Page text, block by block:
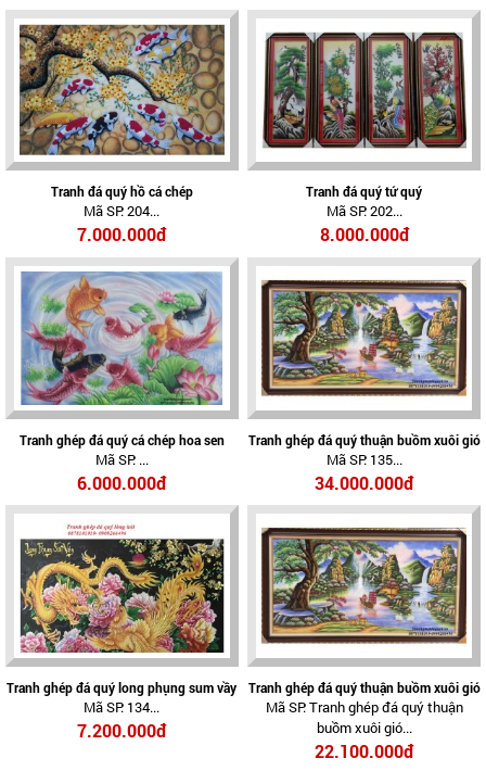
Tranh đá quý hồ cá chép
Mã SP: 204...
7.000.000đ
Tranh đá quý tứ quý
Mã SP: 202...
8.000.000đ
Tranh ghép đá quý cá chép hoa sen
Mã SP: ...
6.000.000đ
Tranh ghép đá quý thuận buồm xuôi gió
Mã SP: 135...
34.000.000đ
Tranh ghép đá quý long phụng sum vầy
Mã SP: 134...
7.200.000đ
Tranh ghép đá quý thuận buồm xuôi gió
Mã SP: Tranh ghép đá quý thuận
buồm xuôi gió...
22.100.000đ